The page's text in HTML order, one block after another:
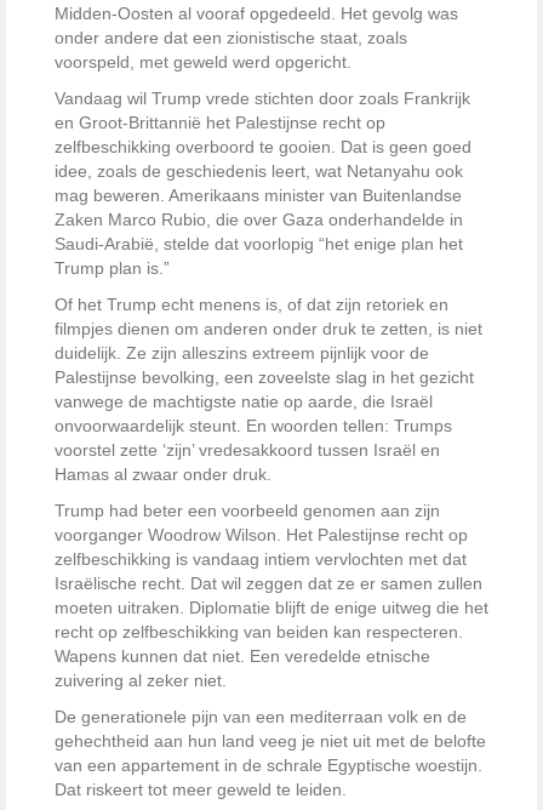
Midden-Oosten al vooraf opgedeeld. Het gevolg was
onder andere dat een zionistische staat, zoals
voorspeld, met geweld werd opgericht.
Vandaag wil Trump vrede stichten door zoals Frankrijk
en Groot-Brittannië het Palestijnse recht op
zelfbeschikking overboord te gooien. Dat is geen goed
idee, zoals de geschiedenis leert, wat Netanyahu ook
mag beweren. Amerikaans minister van Buitenlandse
Zaken Marco Rubio, die over Gaza onderhandelde in
Saudi-Arabië, stelde dat voorlopig “het enige plan het
Trump plan is.”
Of het Trump echt menens is, of dat zijn retoriek en
filmpjes dienen om anderen onder druk te zetten, is niet
duidelijk. Ze zijn alleszins extreem pijnlijk voor de
Palestijnse bevolking, een zoveelste slag in het gezicht
vanwege de machtigste natie op aarde, die Israël
onvoorwaardelijk steunt. En woorden tellen: Trumps
voorstel zette ‘zijn’ vredesakkoord tussen Israël en
Hamas al zwaar onder druk.
Trump had beter een voorbeeld genomen aan zijn
voorganger Woodrow Wilson. Het Palestijnse recht op
zelfbeschikking is vandaag intiem vervlochten met dat
Israëlische recht. Dat wil zeggen dat ze er samen zullen
moeten uitraken. Diplomatie blijft de enige uitweg die het
recht op zelfbeschikking van beiden kan respecteren.
Wapens kunnen dat niet. Een veredelde etnische
zuivering al zeker niet.
De generationele pijn van een mediterraan volk en de
gehechtheid aan hun land veeg je niet uit met de belofte
van een appartement in de schrale Egyptische woestijn.
Dat riskeert tot meer geweld te leiden.